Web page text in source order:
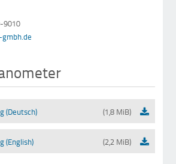
9010
(Deutsch) (1,8 MiB)
(English) (2,2 MiB)